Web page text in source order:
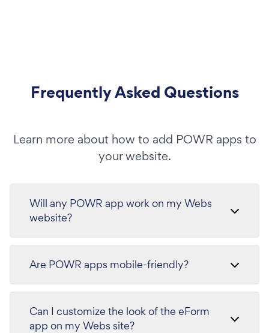
Frequently Asked Questions
Learn more about how to add POWR apps to
your website.
Will any POWR app work on my Webs
website?
Are POWR apps mobile-friendly?
Can I customize the look of the eForm
app on my Webs site?